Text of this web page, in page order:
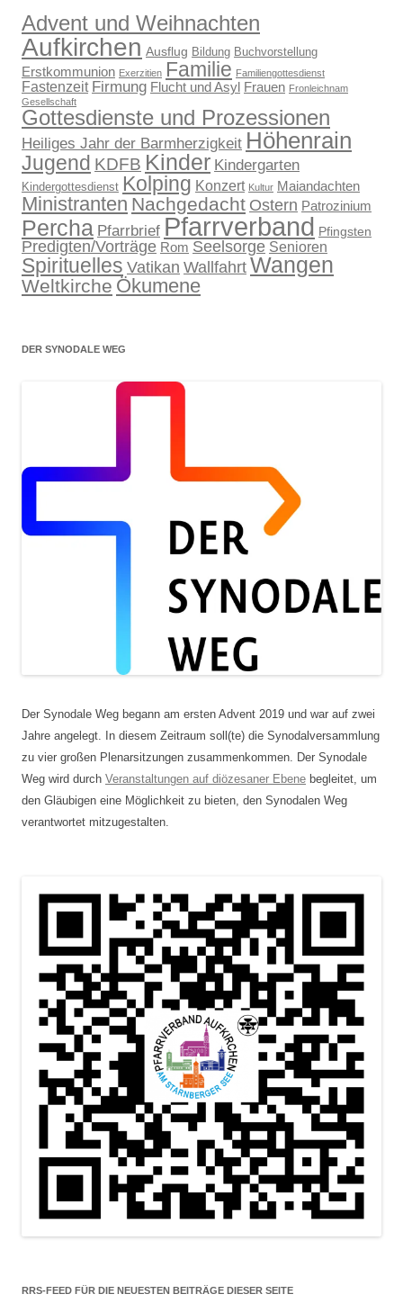
Advent und Weihnachten
Aufkirchen Ausflug Bildung Buchvorstellung
Erstkommunion Exerzitien Familie Familiengottesdienst
Fastenzeit Firmung Flucht und Asyl Frauen Fronleichnam
Gesellschaft
Gottesdienste und Prozessionen
Heiliges Jahr der Barmherzigkeit Höhenrain
Jugend KDFB Kinder Kindergarten
Kindergottesdienst Kolping Konzert Kultur Maiandachten
Ministranten Nachgedacht Ostern Patrozinium
Percha Pfarrbrief Pfarrverband Pfingsten
Predigten/Vorträge Rom Seelsorge Senioren
Spirituelles Vatikan WallfahrtWangen
Weltkirche Ökumene
DER SYNODALE WEG
Der Synodale Weg begann am ersten Advent 2019 und war auf zwei
Jahre angelegt. In diesem Zeitraum soll(te) die Synodalversammlung
zu vier großen Plenarsitzungen zusammenkommen. Der Synodale
Weg wird durch Veranstaltungen auf diözesaner Ebene begleitet, um
den Gläubigen eine Möglichkeit zu bieten, den Synodalen Weg
verantwortet mitzugestalten.
RRS-FEED FÜR DIE NEUESTEN BEITRÄGE DIESER SEITE